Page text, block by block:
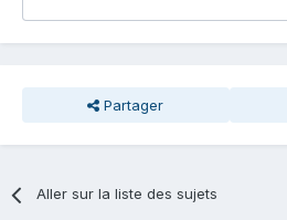
Partager
Aller sur la liste des sujets